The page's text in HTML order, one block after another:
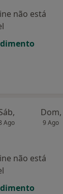
não está
Ago
Dom,
9 Ago
não está